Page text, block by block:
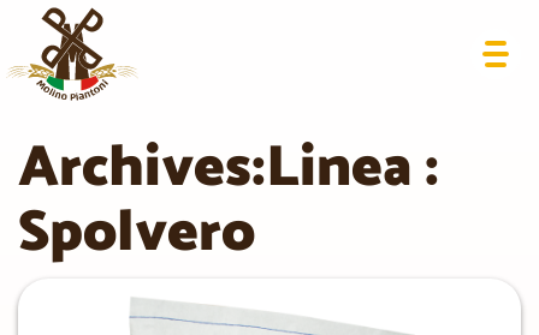
Archives:Linea :
Spolvero